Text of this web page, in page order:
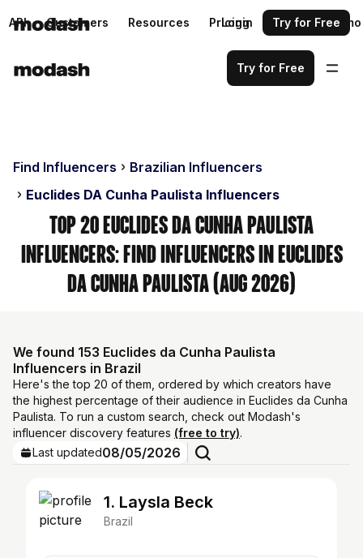
API Customers Resources Pricing Request a demo
Login Try for Free
Try for Free
Find Influencers
Brazilian Influencers
Euclides DA Cunha Paulista Influencers
Top 20 Euclides Da Cunha Paulista
Influencers: Find Influencers in Euclides
Da Cunha Paulista (Aug 2026)
We found 153 Euclides da Cunha Paulista
Influencers in Brazil
Here's the top 20 of them, ordered by which creators have
the highest percentage of their audience in Euclides da Cunha
Paulista. To run a custom search, check out Modash's
influencer discovery features (free to try).
Last updated08/05/2026
1. Laysla Beck
Brazil